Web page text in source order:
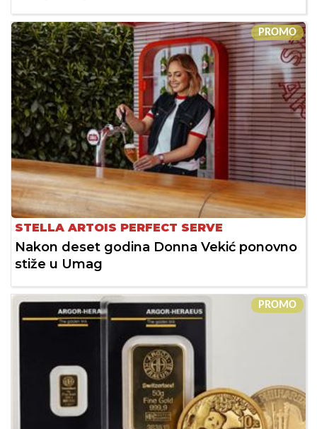
PROMO
STELLA ARTOIS PERFECT SERVE
Nakon deset godina Donna Vekić ponovno
stiže u Umag
PROMO